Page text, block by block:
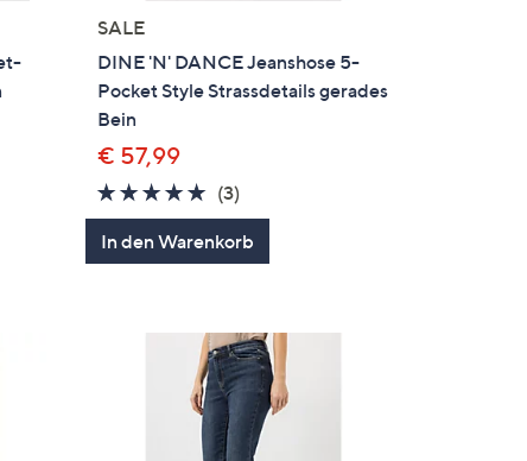
SALE
DINE 'N' DANCE Jeanshose 5-
Pocket Style Strassdetails gerades
Bein
€ 57,99
5.0
von
5
(3)
Bewertungen
In den Warenkorb